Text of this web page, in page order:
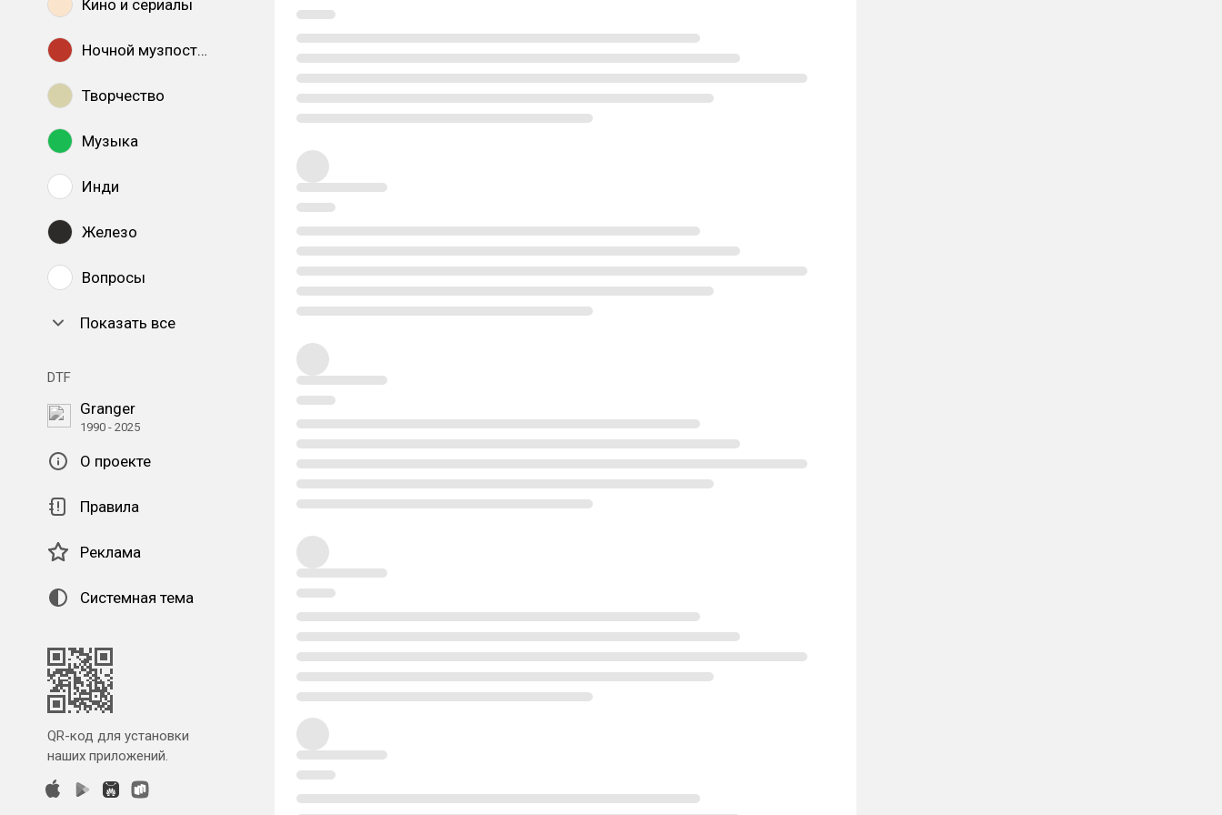
Кино и сериалы
Ночной музпостинг
Творчество
Музыка
Инди
Железо
Вопросы
Показать все
DTF
Granger
1990 - 2025
О проекте
Правила
Реклама
Системная тема
QR-код для установки
наших приложений.